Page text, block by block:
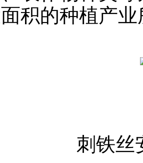
积的种植产
刺铁丝